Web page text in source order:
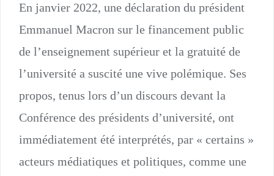
En janvier 2022, une déclaration du président
Emmanuel Macron sur le financement public
de l’enseignement supérieur et la gratuité de
l’université a suscité une vive polémique. Ses
propos, tenus lors d’un discours devant la
Conférence des présidents d’université, ont
immédiatement été interprétés, par « certains »
acteurs médiatiques et politiques, comme une